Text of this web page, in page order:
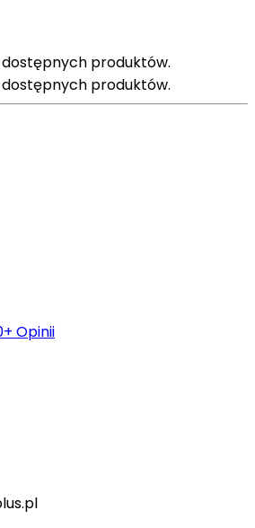
dostępnych produktów.
dostępnych produktów.
Opinii